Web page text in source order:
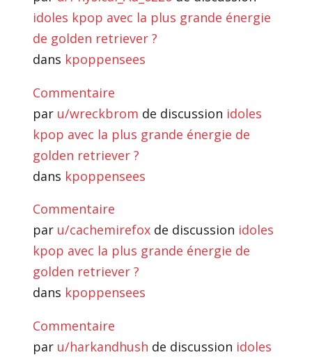
idoles kpop avec la plus grande énergie
de golden retriever ?
dans kpoppensees
Commentaire
par u/wreckbrom de discussion idoles
kpop avec la plus grande énergie de
golden retriever ?
dans kpoppensees
Commentaire
par u/cachemirefoxde discussion idoles
kpop avec la plus grande énergie de
golden retriever ?
dans kpoppensees
Commentaire
par u/harkandhush de discussion idoles